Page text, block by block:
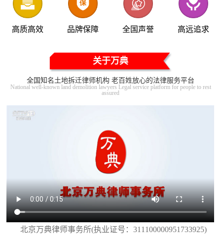
高质高效 品牌保障 全国声誉 高远追求
关于万典
全国知名土地拆迁律师机构 老百姓放心的法律服务平台
National well-known land demolition lawyers Legal service platform for people to rest
assured
北京万典律师事务所(执业证号：311100000951733925)